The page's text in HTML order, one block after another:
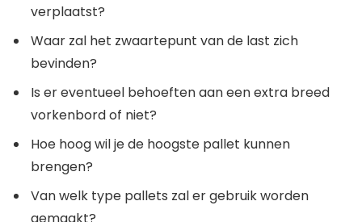
verplaatst?
Waar zal het zwaartepunt van de last zich
bevinden?
Is er eventueel behoeften aan een extra breed
vorkenbord of niet?
Hoe hoog wil je de hoogste pallet kunnen
brengen?
Van welk type pallets zal er gebruik worden
gemaakt?